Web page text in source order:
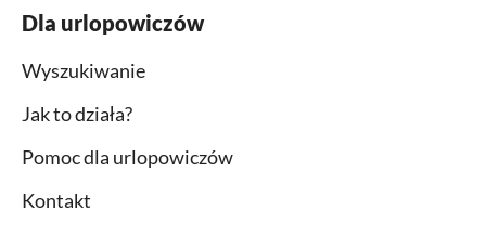
Dla urlopowiczów
Wyszukiwanie
Jak to działa?
Pomoc dla urlopowiczów
Kontakt